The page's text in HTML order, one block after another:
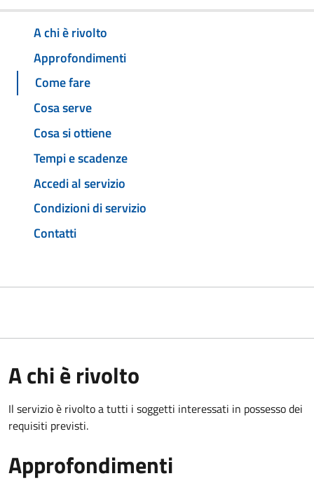
A chi è rivolto
Approfondimenti
Come fare
Cosa serve
Cosa si ottiene
Tempi e scadenze
Accedi al servizio
Condizioni di servizio
Contatti
A chi è rivolto
Il servizio è rivolto a tutti i soggetti interessati in possesso dei
requisiti previsti.
Approfondimenti